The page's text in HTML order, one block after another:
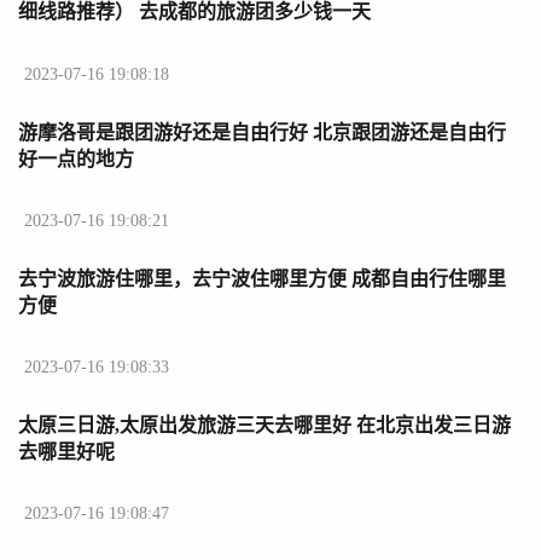
细线路推荐） 去成都的旅游团多少钱一天
2023-07-16 19:08:18
游摩洛哥是跟团游好还是自由行好 北京跟团游还是自由行
好一点的地方
2023-07-16 19:08:21
去宁波旅游住哪里，去宁波住哪里方便 成都自由行住哪里
方便
2023-07-16 19:08:33
太原三日游,太原出发旅游三天去哪里好 在北京出发三日游
去哪里好呢
2023-07-16 19:08:47